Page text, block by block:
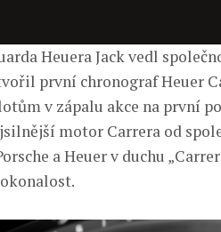
Heuera Jack vedl
první chronograf Heuer
v zápalu akce na první
motor Carrera od
a Heuer v duchu